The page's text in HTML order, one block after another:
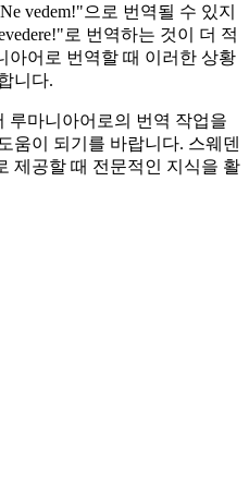
vedem!"으로 번역될 수 있지
로 번역하는 것이 더 적
아어로 번역할 때 이러한 상황
니다.
루마니아어로의 번역 작업을
움이 되기를 바랍니다. 스웨덴
제공할 때 전문적인 지식을 활